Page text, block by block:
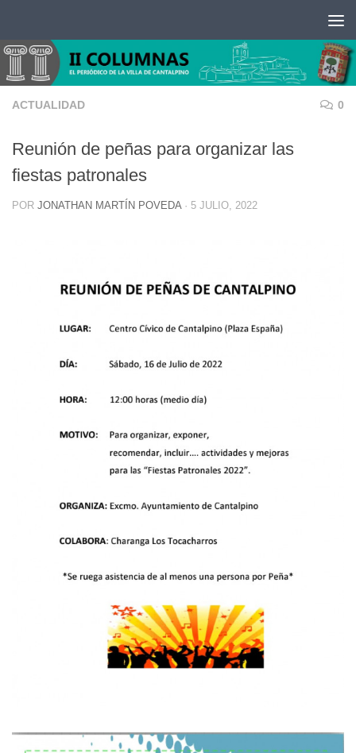
ACTUALIDAD 0
Reunión de peñas para organizar las
fiestas patronales
POR JONATHAN MARTÍN POVEDA · 5 JULIO, 2022